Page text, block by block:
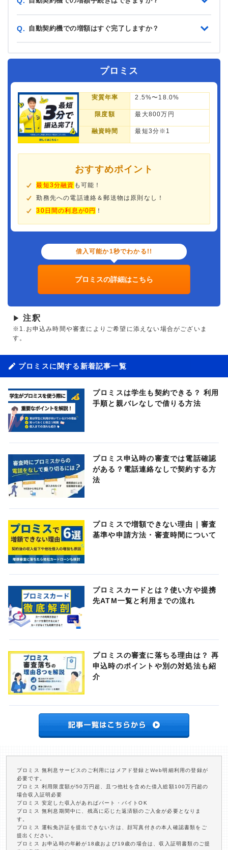
Q. 自動契約機での増額はすぐ完了しますか？
プロミス
実質年率 2.5%〜18.0%
限度額 最大800万円
融資時間 最短3分※1
おすすめポイント
最短3分融資 も可能！
勤務先への電話連絡＆郵送物は原則なし！
30日間の利息が0円 ！
借入可能か1秒でわかる!!
プロミスの詳細はこちら
▶ 注釈
※1.お申込み時間や審査によりご希望に添えない場合がございま
す。
プロミスに関する新着記事一覧
プロミスは学生も契約できる？ 利用
手順と親バレなしで借りる方法
プロミス申込時の審査では電話確認
がある？電話連絡なしで契約する方
法
プロミスで増額できない理由｜審査
基準や申請方法・審査時間について
プロミスカードとは？使い方や提携
先ATM一覧と利用までの流れ
プロミスの審査に落ちる理由は？ 再
申込時のポイントや別の対処法も紹
介
プロミス 無利息サービスのご利用にはメアド登録とWeb明細利用の登録が
必要です。
プロミス 利用限度額が50万円超、且つ他社を含めた借入総額100万円超の
場合収入証明必要
プロミス 安定した収入があればパート・バイトOK
プロミス 無利息期間中に、残高に応じた返済額のご入金が必要となりま
す。
プロミス 運転免許証を提出できない方は、顔写真付きの本人確認書類をご
提出ください。
プロミス お申込時の年齢が18歳および19歳の場合は、収入証明書類のご提